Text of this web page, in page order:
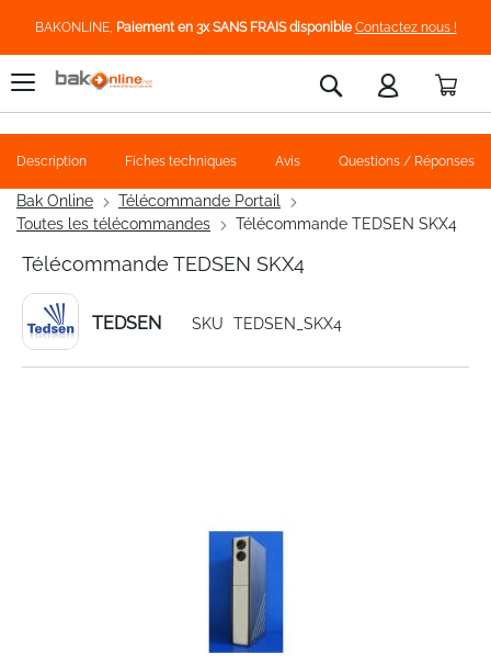
BAKONLINE, Paiement en 3x SANS FRAIS disponible Contactez nous !
Rechercher
Bak Online
Télécommande Portail
Toutes les télécommandes
Télécommande TEDSEN SKX4
Télécommande TEDSEN SKX4
TEDSEN SKU TEDSEN_SKX4
Description Fiches techniques Avis Questions / Réponses